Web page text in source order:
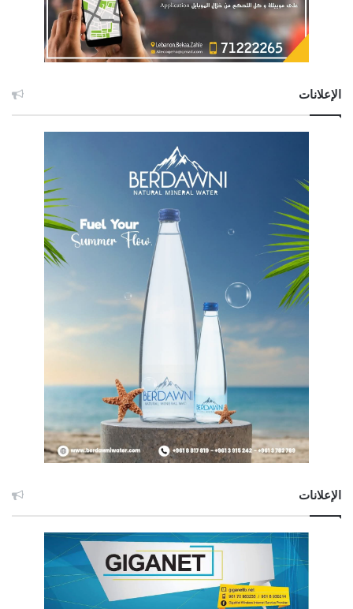
الإعلانات
الإعلانات